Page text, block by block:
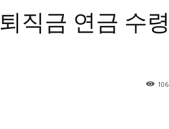
직금 연금 수령
106